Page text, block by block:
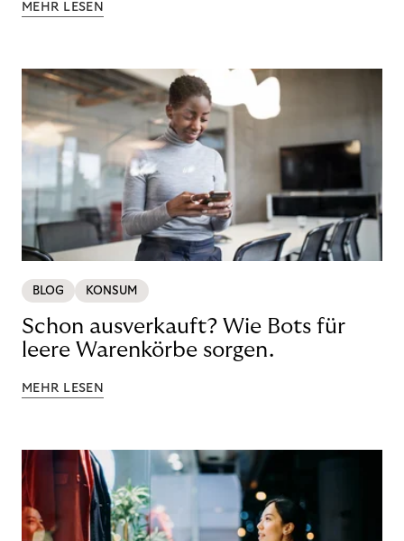
MEHR LESEN
BLOG KONSUM
Schon ausverkauft? Wie Bots für
leere Warenkörbe sorgen.
MEHR LESEN